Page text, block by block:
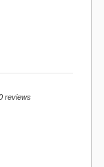
reviews